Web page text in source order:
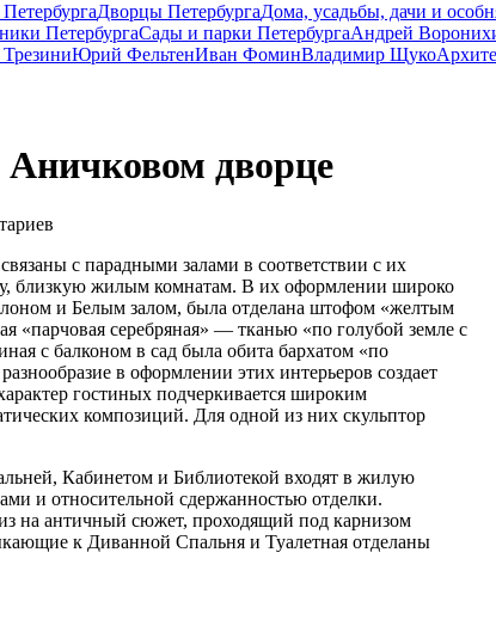
Дворцы ПетербургаДома, усадьбы, дачи и
ПетербургаСады и парки ПетербургаАндрей
Юрий ФельтенИван ФоминВладимир Щуко
дворце
с парадными залами в соответствии с их
близкую жилым комнатам. В их оформлении широко
и Белым залом, была отделана штофом «желтым
«парчовая серебряная» — тканью «по голубой земле с
с балконом в сад была обита бархатом «по
в оформлении этих интерьеров создает
гостиных подчеркивается широким
композиций. Для одной из них скульптор
Кабинетом и Библиотекой входят в жилую
и относительной сдержанностью отделки.
на античный сюжет, проходящий под карнизом
к Диванной Спальня и Туалетная отделаны